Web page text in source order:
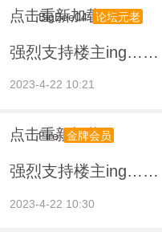
点击重新加载
BigBee04 论坛元老
强烈支持楼主ing……
2023-4-22 10:21
点击重新加载
Fire 金牌会员
强烈支持楼主ing……
2023-4-22 10:30